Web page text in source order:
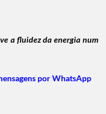
a fluidez da energia num
por WhatsApp